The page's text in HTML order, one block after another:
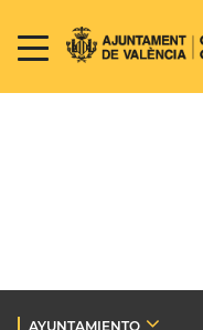
AYUNTAMIENTO